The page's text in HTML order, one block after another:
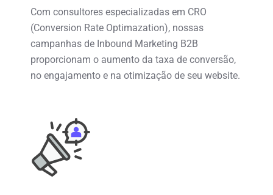
Com consultores especializadas em CRO
(Conversion Rate Optimazation), nossas
campanhas de Inbound Marketing B2B
proporcionam o aumento da taxa de conversão,
no engajamento e na otimização de seu website.